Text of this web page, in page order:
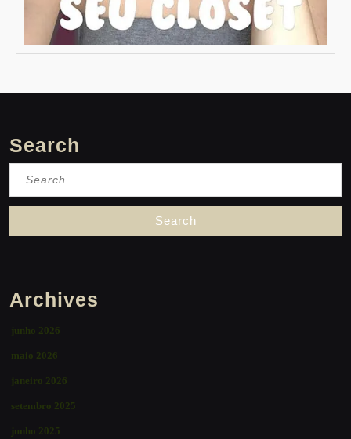
Search
Archives
junho 2026
maio 2026
janeiro 2026
setembro 2025
junho 2025